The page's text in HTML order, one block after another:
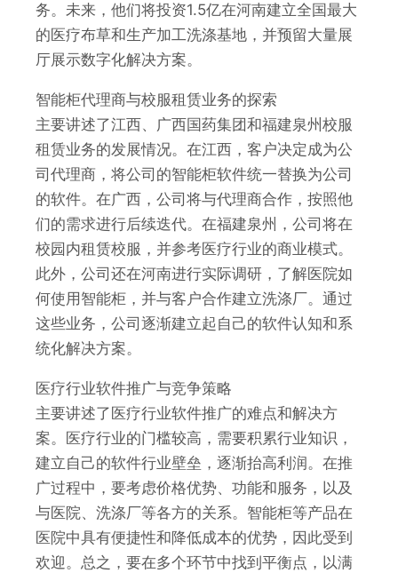
务。未来，他们将投资1.5亿在河南建立全国最大
的医疗布草和生产加工洗涤基地，并预留大量展
厅展示数字化解决方案。
智能柜代理商与校服租赁业务的探索
主要讲述了江西、广西国药集团和福建泉州校服
租赁业务的发展情况。在江西，客户决定成为公
司代理商，将公司的智能柜软件统一替换为公司
的软件。在广西，公司将与代理商合作，按照他
们的需求进行后续迭代。在福建泉州，公司将在
校园内租赁校服，并参考医疗行业的商业模式。
此外，公司还在河南进行实际调研，了解医院如
何使用智能柜，并与客户合作建立洗涤厂。通过
这些业务，公司逐渐建立起自己的软件认知和系
统化解决方案。
医疗行业软件推广与竞争策略
主要讲述了医疗行业软件推广的难点和解决方
案。医疗行业的门槛较高，需要积累行业知识，
建立自己的软件行业壁垒，逐渐抬高利润。在推
广过程中，要考虑价格优势、功能和服务，以及
与医院、洗涤厂等各方的关系。智能柜等产品在
医院中具有便捷性和降低成本的优势，因此受到
欢迎。总之，要在多个环节中找到平衡点，以满